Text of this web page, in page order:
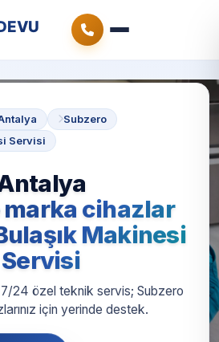
Subzero
Servisi
marka cihazlar
Makinesi
Servisi
24 özel teknik servis; Subzero
için yerinde destek.